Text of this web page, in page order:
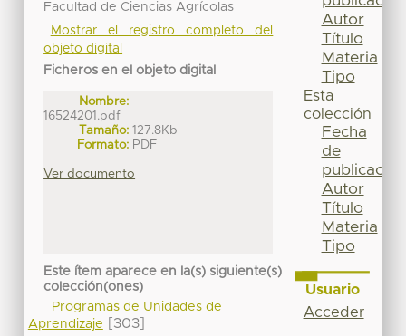
Facultad de Ciencias Agrícolas
Mostrar el registro completo del
objeto digital
Ficheros en el objeto digital
Nombre:
16524201.pdf
Tamaño: 127.8Kb
Formato: PDF
Ver documento
Este ítem aparece en la(s) siguiente(s)
colección(ones)
Programas de Unidades de
Aprendizaje
[303]
Autor
Título
Materia
Tipo
Esta
colección
Fecha
de
publicación
Autor
Título
Materia
Tipo
Usuario
Acceder